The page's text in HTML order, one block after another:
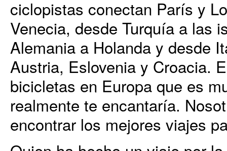
ciclopistas conectan París y
Venecia, desde Turquía a las
Alemania a Holanda y desde
Austria, Eslovenia y Croacia.
bicicletas en Europa que es
realmente te encantaría.
encontrar los mejores viajes